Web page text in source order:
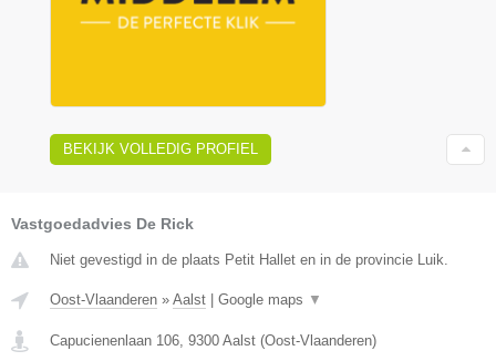
BEKIJK VOLLEDIG PROFIEL
Vastgoedadvies De Rick
Niet gevestigd in de plaats Petit Hallet en in de provincie Luik.
Oost-Vlaanderen » Aalst Google maps ▼
Capucienenlaan 106 9300 Aalst (Oost-Vlaanderen)